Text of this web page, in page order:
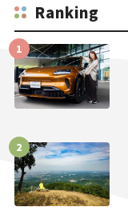
Ranking